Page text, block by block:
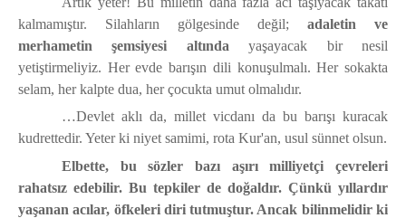
kalmamıştır. Silahların gölgesinde değil; adaletin ve
merhametin şemsiyesi altında yaşayacak bir nesil
yetiştirmeliyiz. Her evde barışın dili konuşulmalı. Her sokakta
selam, her kalpte dua, her çocukta umut olmalıdır.
…Devlet aklı da, millet vicdanı da bu barışı kuracak
kudrettedir. Yeter ki niyet samimi, rota Kur'an, usul sünnet olsun.
Elbette, bu sözler bazı aşırı milliyetçi çevreleri
rahatsız edebilir. Bu tepkiler de doğaldır. Çünkü yıllardır
yaşanan acılar, öfkeleri diri tutmuştur. Ancak bilinmelidir ki